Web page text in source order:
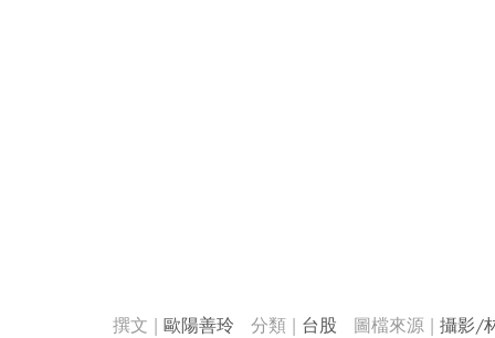
歐陽善玲 台股 攝影/